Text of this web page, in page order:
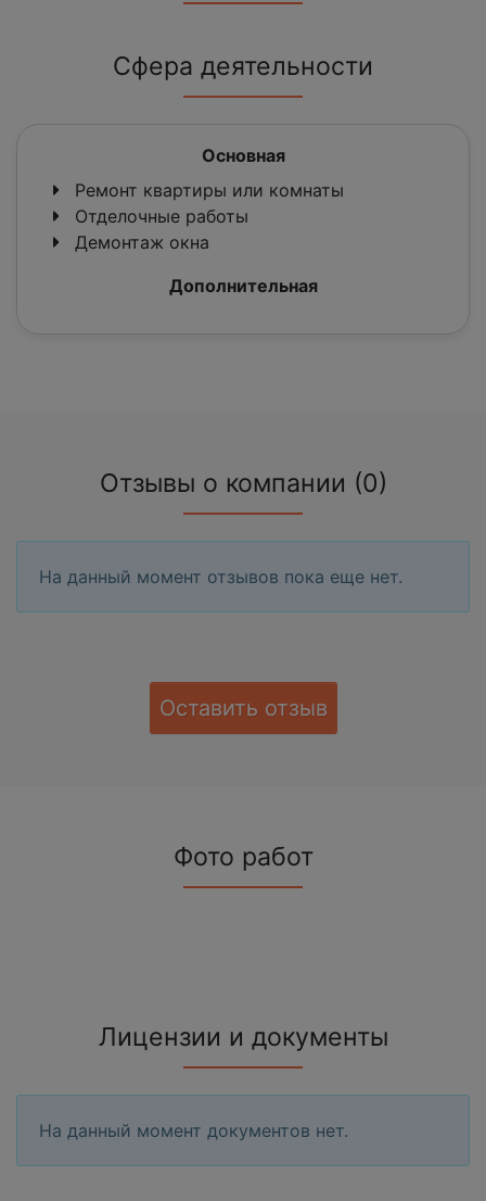
Сфера деятельности
Основная
Ремонт квартиры или комнаты
Отделочные работы
Демонтаж окна
Дополнительная
Отзывы о компании (0)
На данный момент отзывов пока еще нет.
Оставить отзыв
Фото работ
Лицензии и документы
На данный момент документов нет.